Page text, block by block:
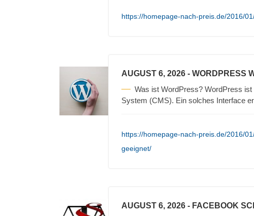
https://homepage-nach-preis.de/2016/
AUGUST 6, 2026 - WORDPRESS
Was ist WordPress? WordPress
System (CMS). Ein solches Interface
https://homepage-nach-preis.de/2016/
geeignet/
AUGUST 6, 2026 - FACEBOOK